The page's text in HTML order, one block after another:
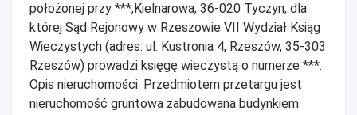
położonej przy ***,Kielnarowa, 36-020 Tyczyn, dla
której Sąd Rejonowy w Rzeszowie VII Wydział Ksiąg
Wieczystych (adres: ul. Kustronia 4, Rzeszów, 35-303
Rzeszów) prowadzi księgę wieczystą o numerze ***.
Opis nieruchomości: Przedmiotem przetargu jest
nieruchomość gruntowa zabudowana budynkiem